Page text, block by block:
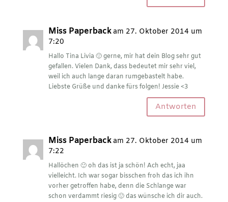
Miss Paperback am 27. Oktober 2014 um
7:20
Hallo Tina Livia 🙂 gerne, mir hat dein Blog sehr gut
gefallen. Vielen Dank, dass bedeutet mir sehr viel,
weil ich auch lange daran rumgebastelt habe.
Liebste Grüße und danke fürs folgen! Jessie <3
Antworten
Miss Paperback am 27. Oktober 2014 um
7:22
Hallöchen 🙂 oh das ist ja schön! Ach echt, jaa
vielleicht. Ich war sogar bisschen froh das ich ihn
vorher getroffen habe, denn die Schlange war
schon verdammt riesig 🙂 das wünsche ich dir auch.